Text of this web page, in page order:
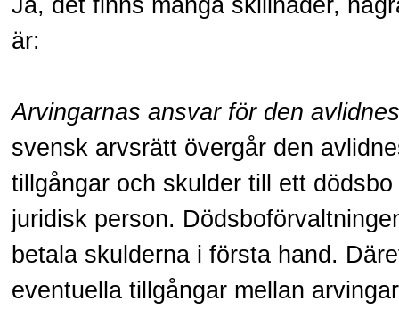
Ja, det finns många skillnader,
är:
Arvingarnas ansvar för den
svensk arvsrätt övergår den
tillgångar och skulder till ett
juridisk person.
betala skulderna i första hand.
eventuella tillgångar mellan